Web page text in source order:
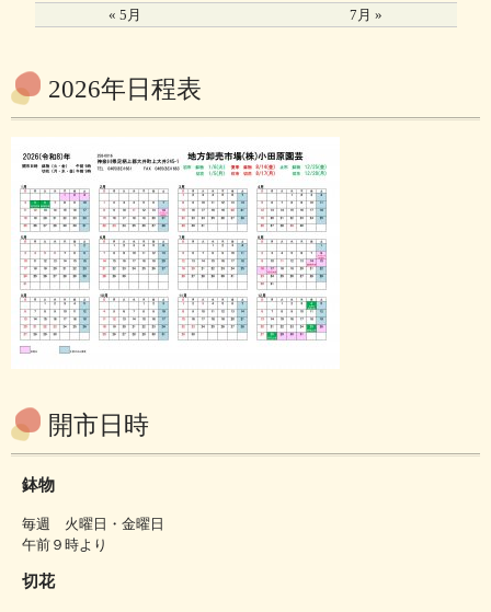
« 5月 7月 »
2026年日程表
開市日時
鉢物
毎週 火曜日・金曜日
午前９時より
切花